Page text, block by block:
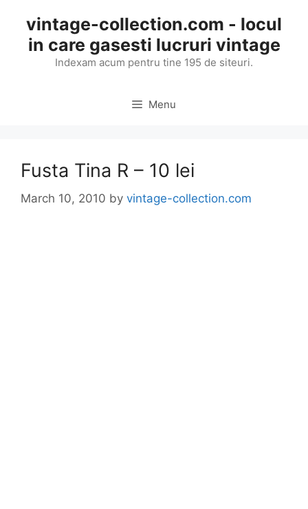
content
vintage-collection.com - locul
in care gasesti lucruri vintage
Indexam acum pentru tine 195 de siteuri.
Menu
Fusta Tina R – 10 lei
March 10, 2010 by vintage-collection.com